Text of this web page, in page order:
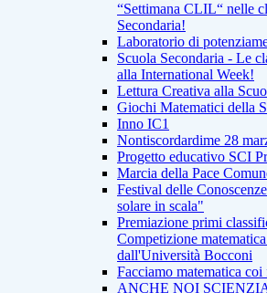
“Settimana CLIL“ nelle
Secondaria!
Laboratorio di
Scuola Secondaria - Le
alla International Week!
Lettura Creativa alla
Giochi Matematici della
Inno IC1
Nontiscordardime 28
Progetto educativo SCI
Marcia della Pace
Festival delle
solare in scala"
Premiazione primi
Competizione
dall'Università Bocconi
Facciamo matematica
ANCHE NOI